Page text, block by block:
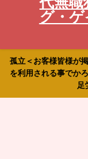
グ・
孤立＜お客様皆様が
を利用される事でか
足